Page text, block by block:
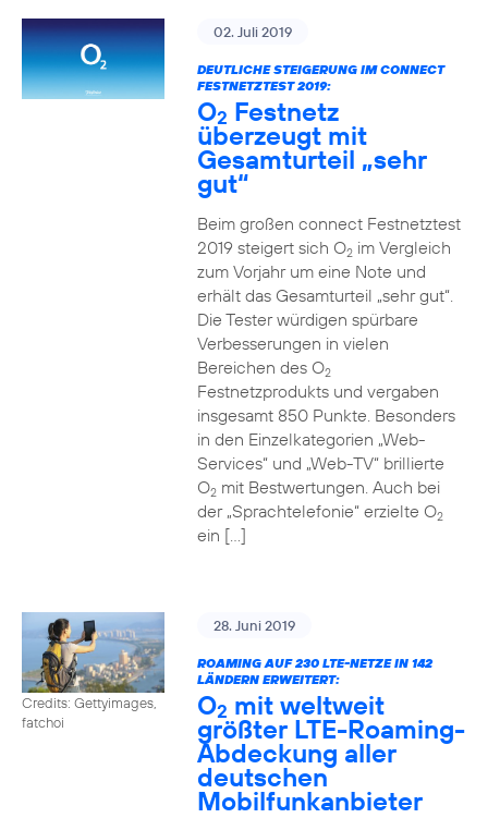
02. Juli 2019
DEUTLICHE STEIGERUNG IM CONNECT
FESTNETZTEST 2019:
O2 Festnetz
überzeugt mit
Gesamturteil „sehr
gut“
Beim großen connect Festnetztest
2019 steigert sich O2im Vergleich
zum Vorjahr um eine Note und
erhält das Gesamturteil „sehr gut“.
Die Tester würdigen spürbare
Verbesserungen in vielen
Bereichen des O2
Festnetzprodukts und vergaben
insgesamt 850 Punkte. Besonders
in den Einzelkategorien „Web-
Services“ und „Web-TV“ brillierte
O2mit Bestwertungen. Auch bei
der „Sprachtelefonie“ erzielte O2
ein […]
Credits: Gettyimages,
fatchoi
28. Juni 2019
ROAMING AUF 230 LTE-NETZE IN 142
LÄNDERN ERWEITERT:
O2 mit weltweit
größter LTE-Roaming-
Abdeckung aller
deutschen
Mobilfunkanbieter